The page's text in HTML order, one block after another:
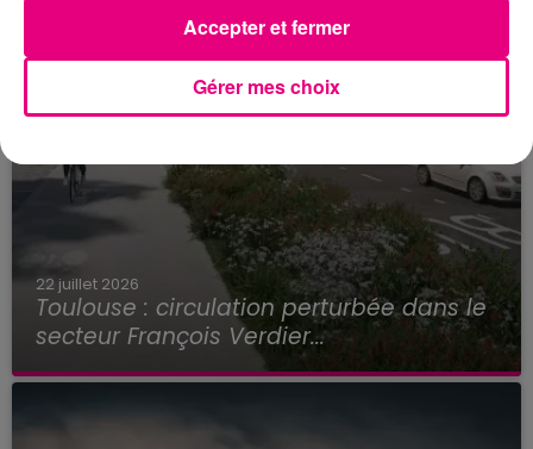
22 juillet 2026
Toulouse : circulation perturbée dans le
secteur François Verdier...
Gérer mes choix
Accepter et fermer